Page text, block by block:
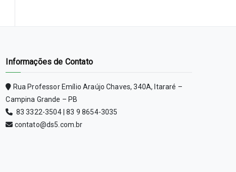
Informações de Contato
Rua Professor Emílio Araújo Chaves, 340A, Itararé –
Campina Grande – PB
83 3322-3504 | 83 9 8654-3035
contato@ds5.com.br